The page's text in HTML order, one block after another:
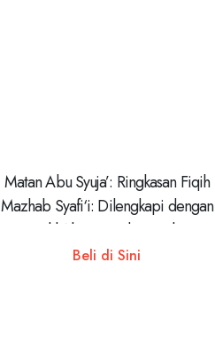
Matan Abu Syuja’: Ringkasan Fiqih
Mazhab Syafi‘i: Dilengkapi dengan
Dalil Al-Qur’an dan Hadis
Beli di Sini